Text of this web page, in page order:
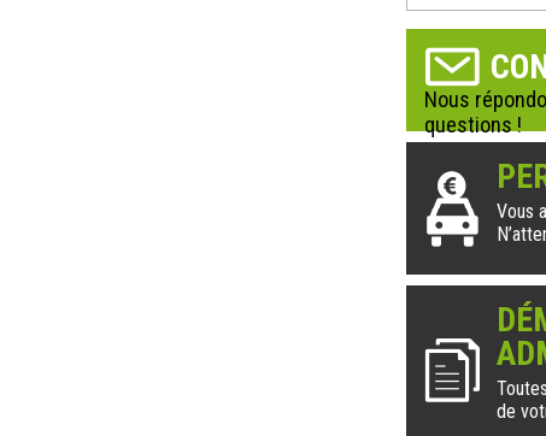
Nous
questions !
Vous
de